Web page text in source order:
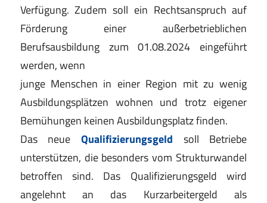
Verfügung. Zudem soll ein Rechtsanspruch auf
Förderung einer außerbetrieblichen
Berufsausbildung zum 01.08.2024 eingeführt
werden, wenn
junge Menschen in einer Region mit zu wenig
Ausbildungsplätzen wohnen und trotz eigener
Bemühungen keinen Ausbildungsplatz finden.
Das neue Qualifizierungsgeld soll Betriebe
unterstützen, die besonders vom Strukturwandel
betroffen sind. Das Qualifizierungsgeld wird
angelehnt an das Kurzarbeitergeld als